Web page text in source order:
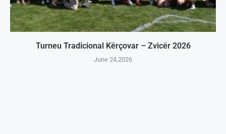
Turneu Tradicional Kërçovar – Zvicër 2026
June 24,2026